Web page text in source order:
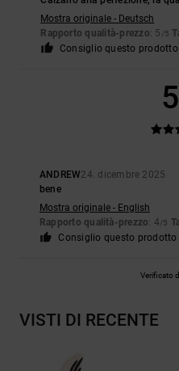
Mostra originale - Deutsch
Rapporto qualità-prezzo: 5 /5
Consiglio questo prodotto
5
ANDREW24. dicembre 2025
bene
Mostra originale - English
Rapporto qualità-prezzo: 4/5
Consiglio questo prodotto
Verificato
VISTI DI RECENTE